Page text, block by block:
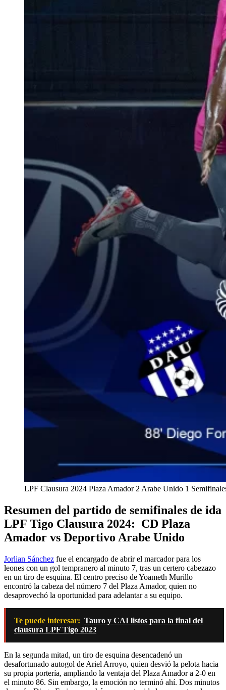
LPF Clausura 2024 Plaza Amador 2 Arabe Unido 1
Resumen del partido de semifinales de ida
LPF Tigo Clausura 2024: CD Plaza
Amador vs Deportivo Arabe Unido
Jorlian Sánchez fue el encargado de abrir el marcador para los
leones con un gol tempranero al minuto 7, tras un certero cabezazo
en un tiro de esquina. El centro preciso de Yoameth Murillo
encontró la cabeza del número 7 del Plaza Amador, quien no
desaprovechó la oportunidad para adelantar a su equipo.
Te puede interesar: Tauro y CAI listos para la final del
clausura LPF Tigo 2023
En la segunda mitad, un tiro de esquina desencadenó un
desafortunado autogol de Ariel Arroyo, quien desvió la pelota hacia
su propia portería, ampliando la ventaja del Plaza Amador a 2-0 en
el minuto 86. Sin embargo, la emoción no terminó ahí. Dos minutos